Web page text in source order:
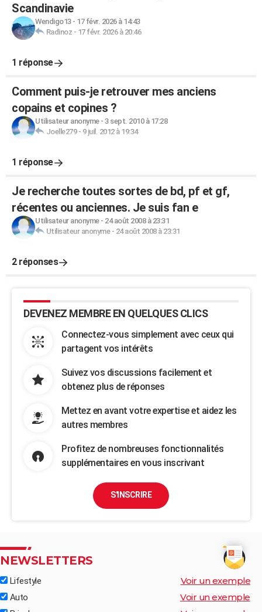
Scandinavie
Wendigo13- 17 févr. 2026 à 14:43
Radinoz - 17 févr. 2026 à 20:46
1 réponse
Comment puis-je retrouver mes anciens
copains et copines ?
Utilisateur anonyme- 3 sept. 2010 à 17:28
Joelle279- 9 juil. 2012 à 19:34
1 réponse
Je recherche toutes sortes de bd, pf et gf,
récentes ou anciennes. Je suis fan e
Utilisateur anonyme- 24 août 2008 à 23:31
Utilisateur anonyme- 24 août 2008 à 23:31
2 réponses
DEVENEZ MEMBRE EN QUELQUES CLICS
Connectez-vous simplement avec ceux qui
partagent vos intérêts
Suivez vos discussions facilement et
obtenez plus de réponses
Mettez en avant votre expertise et aidez les
autres membres
Profitez de nombreuses fonctionnalités
supplémentaires en vous inscrivant
S'INSCRIRE
NEWSLETTERS
Lifestyle Voir un exemple
Auto Voir un exemple